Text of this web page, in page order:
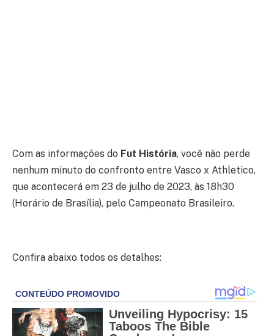
Com as informações do Fut História, você não perde
nenhum minuto do confronto entre Vasco x Athletico,
que acontecerá em 23 de julho de 2023, às 18h30
(Horário de Brasília), pelo Campeonato Brasileiro.
Confira abaixo todos os detalhes: